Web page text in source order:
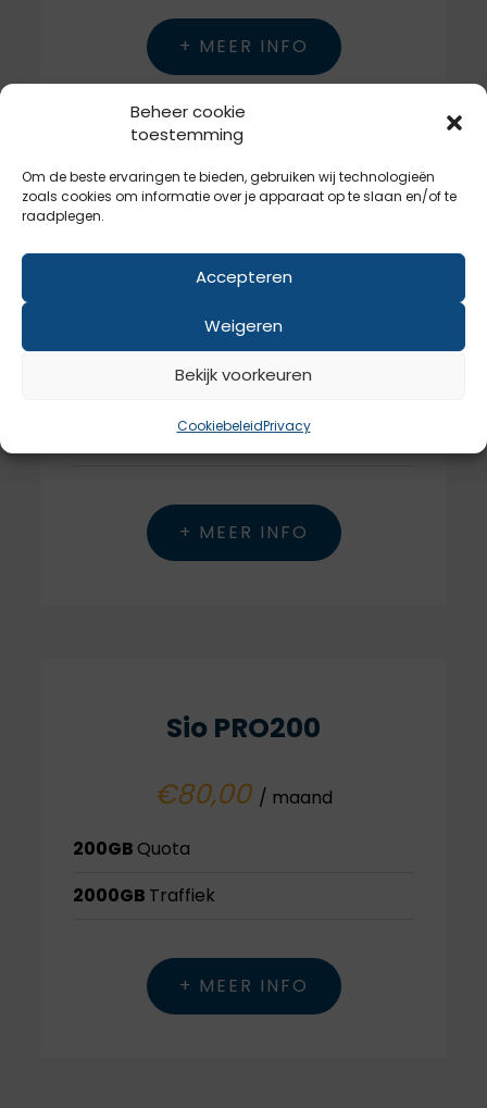
Beheer cookie
toestemming
Om de beste ervaringen te bieden, gebruiken wij technologieën
zoals cookies om informatie over je apparaat op te slaan en/of te
raadplegen.
Accepteren
Weigeren
Bekijk voorkeuren
CookiebeleidPrivacy
+ MEER INFO
Sio PRO20
€25,00
+ MEER INFO
Sio PRO200
€80,00 / maand
200GB Quota
2000GB Traffiek
+ MEER INFO